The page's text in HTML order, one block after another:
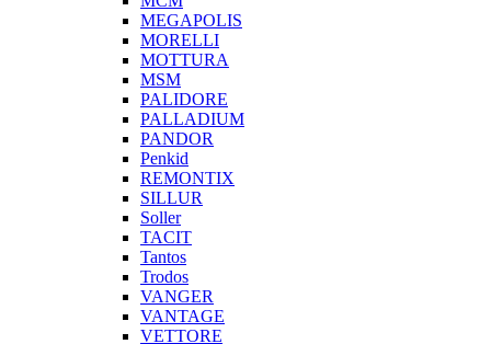
MEGAPOLIS
MORELLI
MOTTURA
MSM
PALIDORE
PALLADIUM
PANDOR
Penkid
REMONTIX
SILLUR
Soller
TACIT
Tantos
Trodos
VANGER
VANTAGE
VETTORE